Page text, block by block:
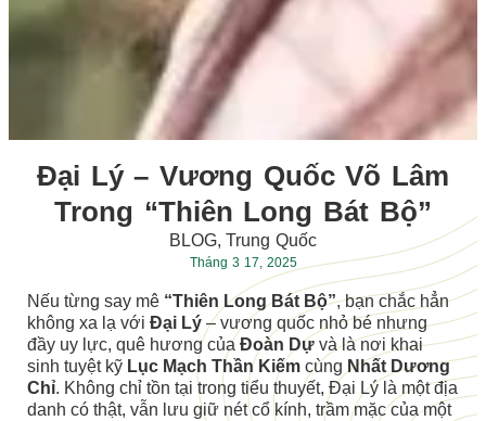
Đại Lý – Vương Quốc Võ Lâm
Trong “Thiên Long Bát Bộ”
BLOG, Trung Quốc
Tháng 3 17, 2025
Nếu từng say mê “Thiên Long Bát Bộ”, bạn chắc hẳn
không xa lạ vớiĐại Lý – vương quốc nhỏ bé nhưng
đầy uy lực, quê hương củaĐoàn Dự và là nơi khai
sinh tuyệt kỹ Lục Mạch Thần Kiếm cùng Nhất Dương
Chỉ. Không chỉ tồn tại trong tiểu thuyết, Đại Lý là một địa
danh có thật, vẫn lưu giữ nét cổ kính, trầm mặc của một